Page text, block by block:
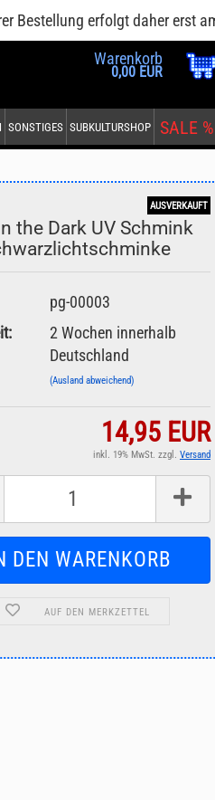
Kundenlogin Merkzettel
Warenkorb
0,00 EUR
Bestellung erfolgt daher erst
SONSTIGES SUBKULTURSHOP SALE %
AUSVERKAUFT
the Dark UV Schmink
pg-00003
2 Wochen innerhalb
Deutschland
(Ausland abweichend)
14,95 EUR
inkl. 19% MwSt. zzgl. Versand
AUF DEN MERKZETTEL